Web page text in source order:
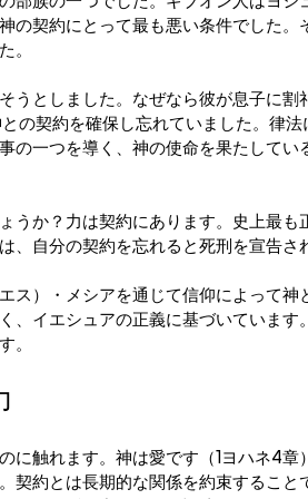
の契約にとって最も悪い条件でした
。
うとしました。なぜなら彼が息子に
の契約を確保し忘れていました。律
の一つを導く、神の使命を果たして
うか？力は契約にあります。史上最
、自分の契約を忘れると死刑を宣告さ
ス）・メシアを通じて信仰によって
、イエシュアの正義に基づいていま
。
に触れます。神は愛です（1ヨハネ4
契約とは長期的な関係を約束するこ